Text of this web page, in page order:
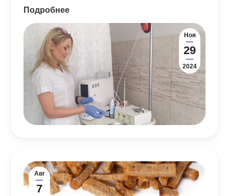
Подробнее
Ноя
29
2024
Авг
7